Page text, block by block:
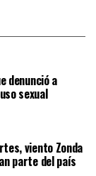
denunció a
sexual
viento Zonda
parte del país